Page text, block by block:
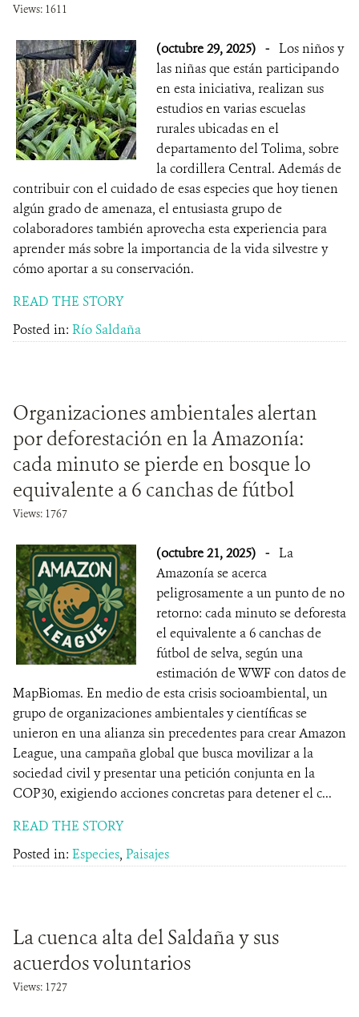
WCS VISUAL
PUBLICACIONES
ALIADOS Y ALIANZAS
COBERTURA EN MEDIOS DE COMUNICACIÓN
INFORME ANUAL WCS
MECANISMO DE ATENCIÓN DE QUEJAS Y RECLAMOS
Views: 1611
(octubre 29, 2025) - Los niños y
las niñas que están participando
en esta iniciativa, realizan sus
estudios en varias escuelas
rurales ubicadas en el
departamento del Tolima, sobre
la cordillera Central. Además de
contribuir con el cuidado de esas especies que hoy tienen
algún grado de amenaza, el entusiasta grupo de
colaboradores también aprovecha esta experiencia para
aprender más sobre la importancia de la vida silvestre y
cómo aportar a su conservación.
READ THE STORY
Posted in: Río Saldaña
Organizaciones ambientales alertan
por deforestación en la Amazonía:
cada minuto se pierde en bosque lo
equivalente a 6 canchas de fútbol
Views: 1767
(octubre 21, 2025) - La
Amazonía se acerca
peligrosamente a un punto de no
retorno: cada minuto se deforesta
el equivalente a 6 canchas de
fútbol de selva, según una
estimación de WWF con datos de
MapBiomas. En medio de esta crisis socioambiental, un
grupo de organizaciones ambientales y científicas se
unieron en una alianza sin precedentes para crear Amazon
League, una campaña global que busca movilizar a la
sociedad civil y presentar una petición conjunta en la
COP30, exigiendo acciones concretas para detener el c...
READ THE STORY
Posted in: Especies, Paisajes
La cuenca alta del Saldaña y sus
acuerdos voluntarios
Views: 1727